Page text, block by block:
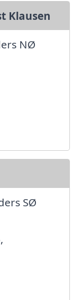
Klausen
NØ
SØ